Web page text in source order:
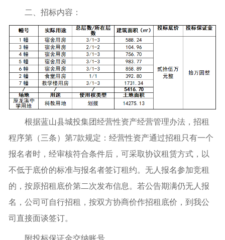
二、招标内容：
根据蓝山县城投集团经营性资产经营管理办法，招租
程序第（三条）第7款规定：经营性资产通过招租只有一个
报名者时，经审核符合条件后，可采取协议租赁方式，以
不低于底价的标准与报名者签订租约。无人报名参加竞租
的，按原招租底价第二次发布信息。若公告期满仍无人报
名，公司可自行招租，按双方协商价作招租底价，到我公
司直接面谈签订。